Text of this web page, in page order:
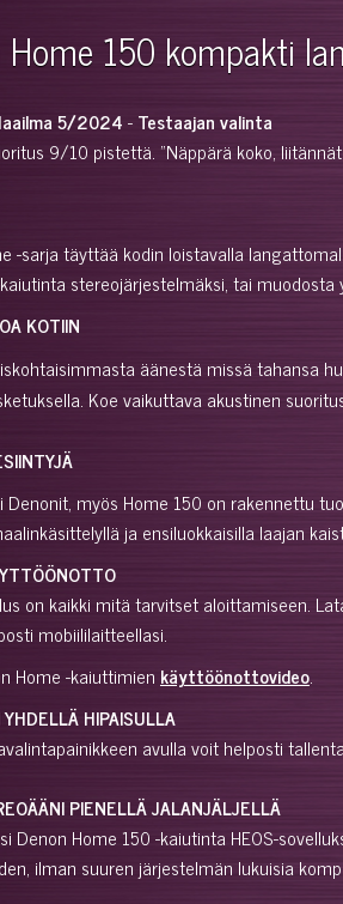
Home 150 kompakti
5/2024-Testaajan valinta
9/10 pistettä. "Näppärä koko,
-sarja täyttää kodin loistavalla
stereojärjestelmäksi, tai
KOTIIN
äänestä missä tahansa
Koe vaikuttava akustinen
Denonit, myös Home 150 on rakennettu
ja ensiluokkaisilla laajan
on kaikki mitä tarvitset aloittamiseen.
mobiililaitteellasi.
Home -kaiuttimien käyttöönottovideo.
HIPAISULLA
avulla voit helposti
PIENELLÄ JALANJÄLJELLÄ
Denon Home 150 -kaiutinta HEOS-
ilman suuren järjestelmän lukuisia